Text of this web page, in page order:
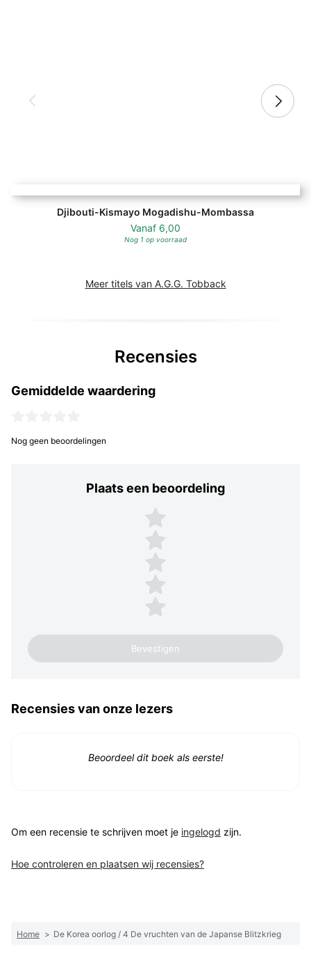
Djibouti-Kismayo Mogadishu-Mombassa
Vanaf 6,00
Nog 1 op voorraad
Meer titels van A.G.G. Tobback
Recensies
Gemiddelde waardering
Nog geen beoordelingen
Plaats een beoordeling
Plaats een beoordeling
5 sterren
4 sterren
3 sterren
2 sterren
1 ster
Recensies van onze lezers
Beoordeel dit boek als eerste!
Om een recensie te schrijven moet je ingelogd zijn.
Hoe controleren en plaatsen wij recensies?
Home > De Korea oorlog / 4 De vruchten van de Japanse Blitzkrieg